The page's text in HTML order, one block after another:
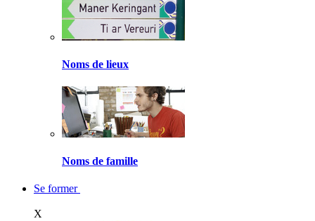
Noms de lieux
Noms de famille
Se former
X